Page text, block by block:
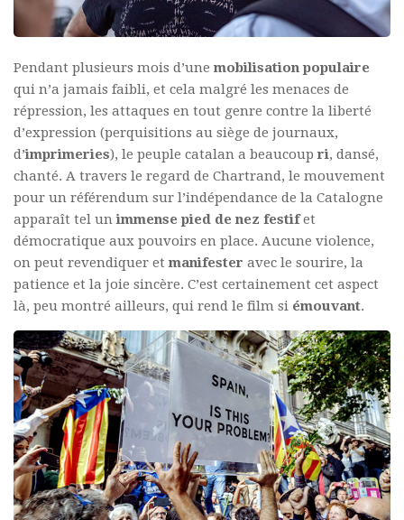
Pendant plusieurs mois d’unemobilisation populaire
qui n’a jamais faibli, et cela malgré les menaces de
répression, les attaques en tout genre contre la liberté
d’expression (perquisitions au siège de journaux,
d’imprimeries), le peuple catalan a beaucoupri, dansé,
chanté. A travers le regard de Chartrand, le mouvement
pour un référendum sur l’indépendance de la Catalogne
apparaît tel unimmense pied de nez festifet
démocratique aux pouvoirs en place. Aucune violence,
on peut revendiquer etmanifester avec le sourire, la
patience et la joie sincère. C’est certainement cet aspect
là, peu montré ailleurs, qui rend le film si émouvant.